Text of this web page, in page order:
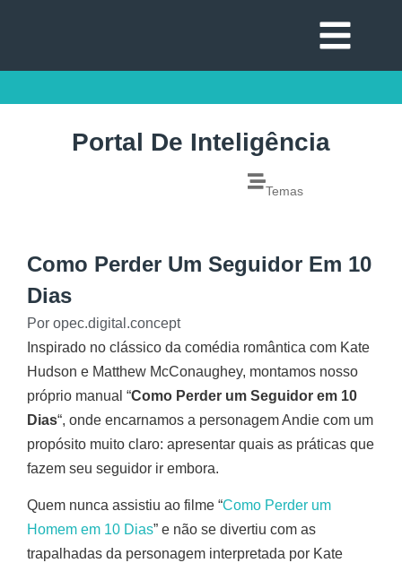
Portal De Inteligência
Temas
Como Perder Um Seguidor Em 10
Dias
Por opec.digital.concept
Inspirado no clássico da comédia romântica com Kate
Hudson e Matthew McConaughey, montamos nosso
próprio manual “Como Perder um Seguidor em 10
Dias“, onde encarnamos a personagem Andie com um
propósito muito claro: apresentar quais as práticas que
fazem seu seguidor ir embora.
Quem nunca assistiu ao filme “Como Perder um
Homem em 10 Dias” e não se divertiu com as
trapalhadas da personagem interpretada por Kate